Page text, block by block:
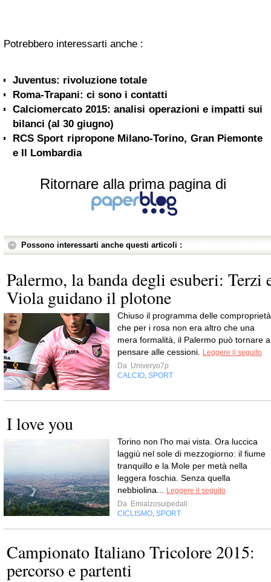
Potrebbero interessarti anche :
Juventus: rivoluzione totale
Roma-Trapani: ci sono i contatti
Calciomercato 2015: analisi operazioni e impatti sui
bilanci (al 30 giugno)
RCS Sport ripropone Milano-Torino, Gran Piemonte
e Il Lombardia
Ritornare alla prima pagina di
Possono interessarti anche questi articoli :
Palermo, la banda degli esuberi: Terzi
Viola guidano il plotone
Chiuso il programma delle
che per i rosa non era altro che una
mera formalità, il Palermo può tornare a
pensare alle cessioni.
Leggere il seguito
Da Univeryo7p
CALCIO SPORT
I love you
Torino non l’ho mai vista. Ora luccica
laggiù nel sole di mezzogiorno: il fiume
tranquillo e la Mole per metà nella
leggera foschia. Senza quella
nebbiolina...
Leggere il seguito
Da Emialzosuipedali
CICLISMO SPORT
Campionato Italiano Tricolore 2015:
percorso e partenti